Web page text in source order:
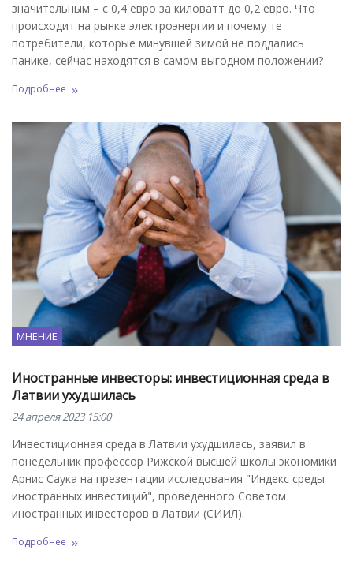
значительным – с 0,4 евро за киловатт до 0,2 евро. Что
происходит на рынке электроэнергии и почему те
потребители, которые минувшей зимой не поддались
панике, сейчас находятся в самом выгодном положении?
Подробнее
МНЕНИЕ
Иностранные инвесторы: инвестиционная среда в
Латвии ухудшилась
24 апреля 2023 15:00
Инвестиционная среда в Латвии ухудшилась, заявил в
понедельник профессор Рижской высшей школы экономики
Арнис Саука на презентации исследования "Индекс среды
иностранных инвестиций", проведенного Советом
иностранных инвесторов в Латвии (СИИЛ).
Подробнее